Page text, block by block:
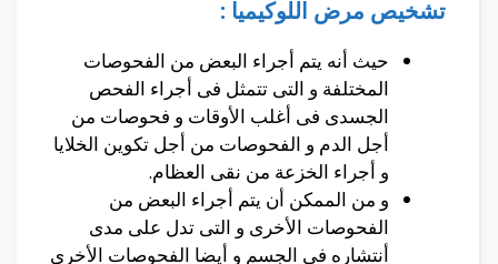
تشخيص مرض اللوكيميا :
حيث أنه يتم أجراء البعض من الفحوصات
المختلفة و التى تتمثل فى أجراء الفحص
الجسدى فى أغلب الأوقات و فحوصات من
أجل الدم و الفحوصات من أجل تكوين الخلايا
و أجراء الخزعة من نقى العظام.
و من الممكن أن يتم أجراء البعض من
الفحوصات الأخرى و التى تدل على مدى
أنتشاره فى الجسم و أيضا الفحوصات الأخرى